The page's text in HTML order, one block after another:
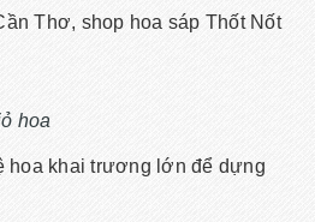
Thơ, shop hoa sáp Thốt Nốt
hoa
hoa khai trương lớn để dựng